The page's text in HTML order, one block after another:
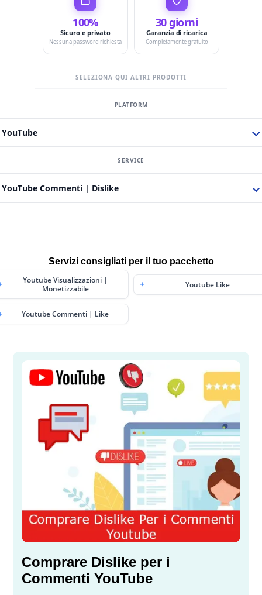
100%
Sicuro e privato
Nessuna password richiesta
30 giorni
Garanzia di ricarica
Completamente gratuito
SELEZIONA QUI ALTRI PRODOTTI
YouTube
YouTube Commenti | Dislike
Servizi consigliati per il tuo pacchetto
Youtube Visualizzazioni |
Monetizzabile
Youtube Like
Youtube Commenti | Like
Comprare Dislike per i
Commenti YouTube